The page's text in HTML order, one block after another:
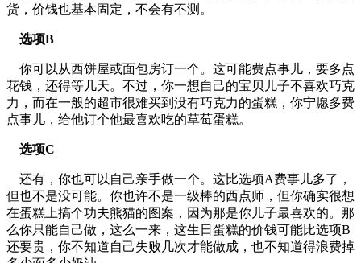
货，价钱也基本固定，不会有不测。
选项B
你可以从西饼屋或面包房订一个。这可能费点事儿，要多点
花钱，还得等几天。不过，你一想自己的宝贝儿子不喜欢巧克
力，而在一般的超市很难买到没有巧克力的蛋糕，你宁愿多费
点事儿，给他订个他最喜欢吃的草莓蛋糕。
选项C
还有，你也可以自己亲手做一个。这比选项A费事儿多了，
但也不是没可能。你也许不是一级棒的西点师，但你确实很想
在蛋糕上搞个功夫熊猫的图案，因为那是你儿子最喜欢的。那
么你只能自己做，这么一来，这生日蛋糕的价钱可能比选项B
还要贵，你不知道自己失败几次才能做成，也不知道得浪费掉